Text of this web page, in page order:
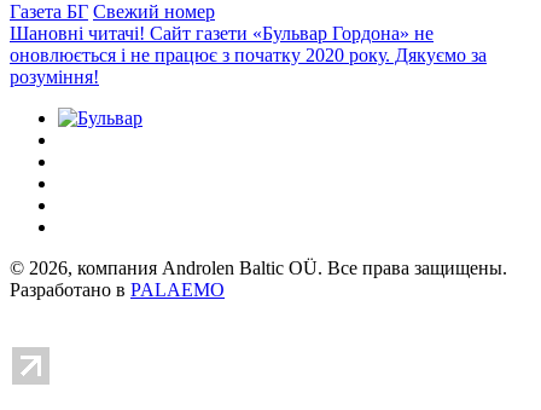
Газета БГ Свежий номер
Шановні читачі! Сайт газети «Бульвар Гордона» не
оновлюється і не працює з початку 2020 року. Дякуємо за
розуміння!
© 2026, компания Androlen Baltic OÜ. Все права защищены.
Разработано в PALAEMO